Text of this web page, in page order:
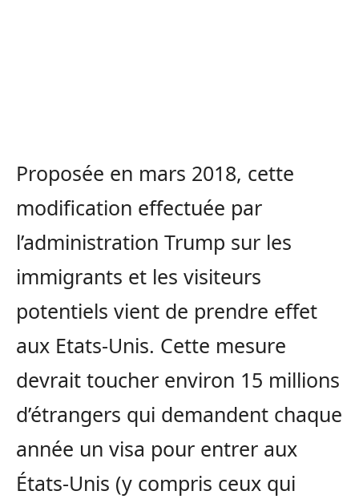
Proposée en mars 2018, cette
modification effectuée par
l’administration Trump sur les
immigrants et les visiteurs
potentiels vient de prendre effet
aux Etats-Unis. Cette mesure
devrait toucher environ 15 millions
d’étrangers qui demandent chaque
année un visa pour entrer aux
États-Unis (y compris ceux qui